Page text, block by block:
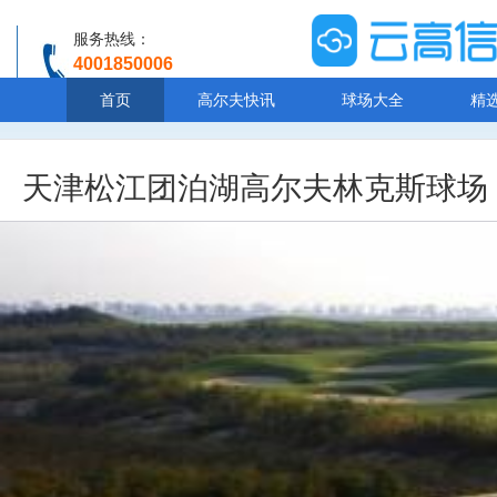
服务热线：
4001850006
首页 高尔夫快讯 球场大全 精
天津松江团泊湖高尔夫林克斯球场